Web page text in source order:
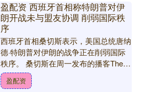
盈配资 西班牙首相称特朗普对伊
朗开战未与盟友协调 削弱国际秩
序
西班牙首相桑切斯表示，美国总统唐纳
德·特朗普对伊朗的战争正在削弱国际
秩序。 桑切斯在周一发布的播客The
Rest Is Politics采访中称：“这是一场
由....
盈配资